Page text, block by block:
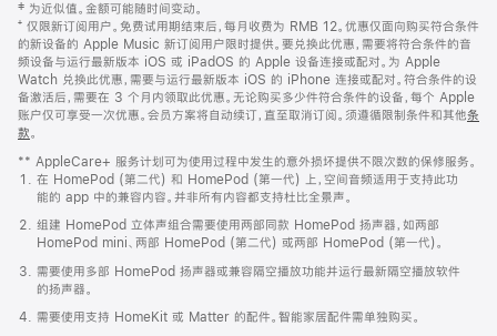
页
页
脚
注
‡ 为近似值。金额可能随时间变动。
⁺ 仅限新订阅用户。免费试用期结束后，每月收费为 RMB 12。优惠仅面向购买符合条件
的新设备的 Apple Music 新订阅用户限时提供。要兑换此优惠，需要将符合条件的音
频设备与运行最新版本 iOS 或 iPadOS 的 Apple 设备连接或配对。为 Apple
Watch 兑换此优惠，需要与运行最新版本 iOS 的 iPhone 连接或配对。符合条件的设
备激活后，需要在 3 个月内领取此优惠。无论购买多少件符合条件的设备，每个 Apple
账户仅可享受一次优惠。会员方案将自动续订，直至取消订阅。须遵循限制条件和其他条
款。
窗
口
中
打
开)
** AppleCare+ 服务计划可为使用过程中发生的意外损坏提供不限次数的保修服务。
在 HomePod (第二代) 和 HomePod (第一代) 上，空间音频适用于支持此功
能的 app 中的兼容内容。并非所有内容都支持杜比全景声。
组建 HomePod 立体声组合需要使用两部同款 HomePod 扬声器，如两部
HomePod mini、两部 HomePod (第二代) 或两部 HomePod (第一代)。
需要使用多部 HomePod 扬声器或兼容隔空播放功能并运行最新隔空播放软件
的扬声器。
需要使用支持 HomeKit 或 Matter 的配件。智能家居配件需单独购买。